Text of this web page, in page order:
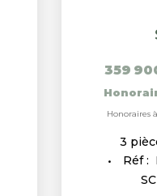
359
Honoraires
3
Réf :